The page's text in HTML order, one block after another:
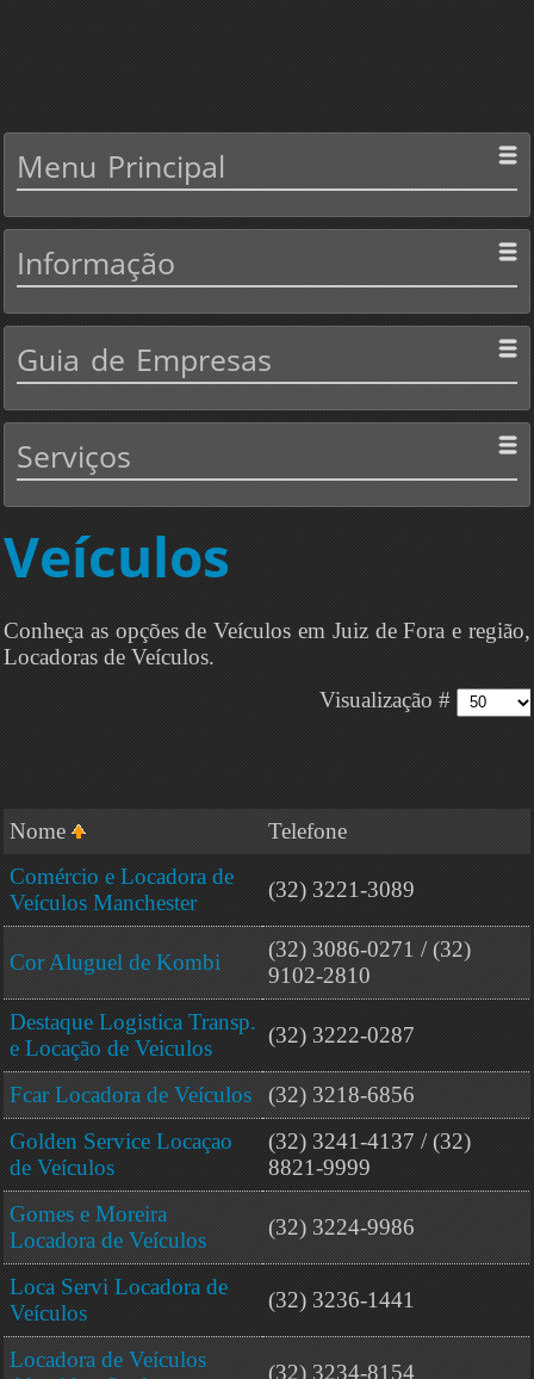
Menu Principal
Informação
Guia de Empresas
Serviços
Veículos
Conheça as opções de Veículos em Juiz de Fora e região,
Locadoras de Veículos.
Visualização #
Nome
Telefone
Comércio e Locadora de
Veículos Manchester
(32) 3221-3089
Cor Aluguel de Kombi
(32) 3086-0271 / (32)
9102-2810
Destaque Logistica Transp.
e Locação de Veiculos
(32) 3222-0287
Fcar Locadora de Veículos
(32) 3218-6856
Golden Service Locaçao
de Veículos
(32) 3241-4137 / (32)
8821-9999
Gomes e Moreira
Locadora de Veículos
(32) 3224-9986
Loca Servi Locadora de
Veículos
(32) 3236-1441
Locadora de Veículos
(32) 3234-8154